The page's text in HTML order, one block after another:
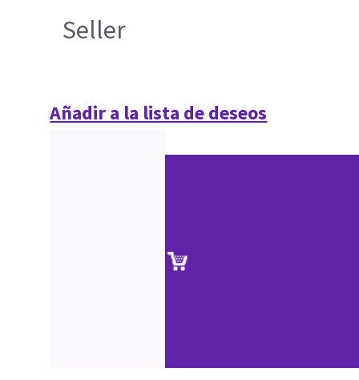
Seller
Añadir a la lista de deseos